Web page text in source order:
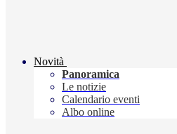
Novità
Panoramica
Le notizie
Calendario eventi
Albo online